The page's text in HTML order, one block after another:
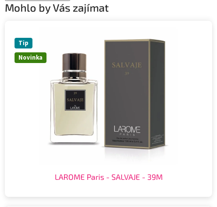
Mohlo by Vás zajímat
Novinka
Tip
LAROME Paris - SALVAJE - 39M